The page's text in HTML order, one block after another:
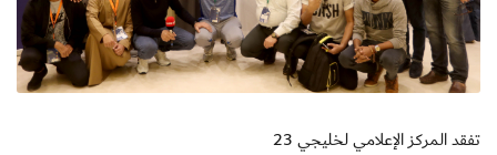
تفقد المركز الإعلامي لخليجي 23